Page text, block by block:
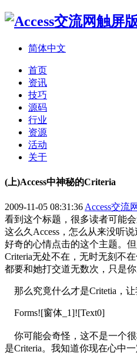
简体中文
首页
资讯
技巧
源码
行业
资源
活动
关于
(上)Access中神秘的Criteria
2009-11-05 08:31:36 Access交流
看到这个标题，很多读者可能
这么久Access，怎么从来没听
好奇的心情点击的这个主题。但
Criteria无处不在，无时无刻不
都要和她打交道无数次，只是你
那么究竟什么才是Critetia，让
Forms![窗体_1]![Text0]
你可能会奇怪，这不是一个
是Criteria。我知道你现在心中